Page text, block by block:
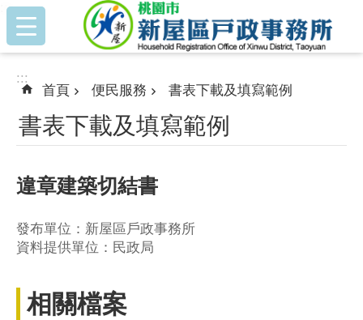
跳到主要內容區塊
:::
:::
首頁 便民服務 書表下載及填寫範例
書表下載及填寫範例
違章建築切結書
發布單位：新屋區戶政事務所
資料提供單位：民政局
相關檔案